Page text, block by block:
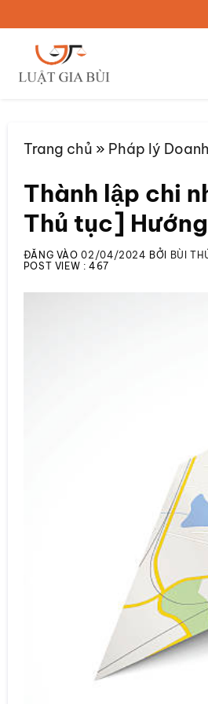
qua
dung
Trang chủ » Pháp lý
Thành lập chi
Thủ tục]
ĐĂNG VÀO02/04/2024 BỞI BÙI
POST VIEW :467